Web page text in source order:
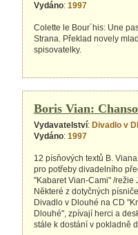
Vydáno: 1997
Colette le Bour´his: Une
Strana. Překlad novely
spisovatelky.
Boris Vian:
Vydavatelství: Divadlo v
Vydáno: 1997
12 písňových textů B.
pro potřeby divadelního
"Kabaret Vian-Cami" /režie
Některé z dotyčných
Divadlo v Dlouhé na CD
Dlouhé", zpívají herci a
stále k dostání v pokladně